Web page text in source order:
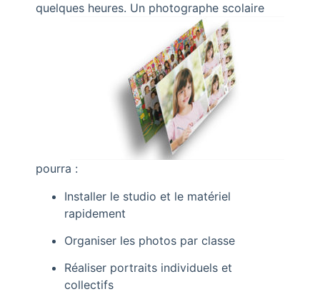
quelques heures. Un photographe scolaire
pourra :
Installer le studio et le matériel
rapidement
Organiser les photos par classe
Réaliser portraits individuels et
collectifs